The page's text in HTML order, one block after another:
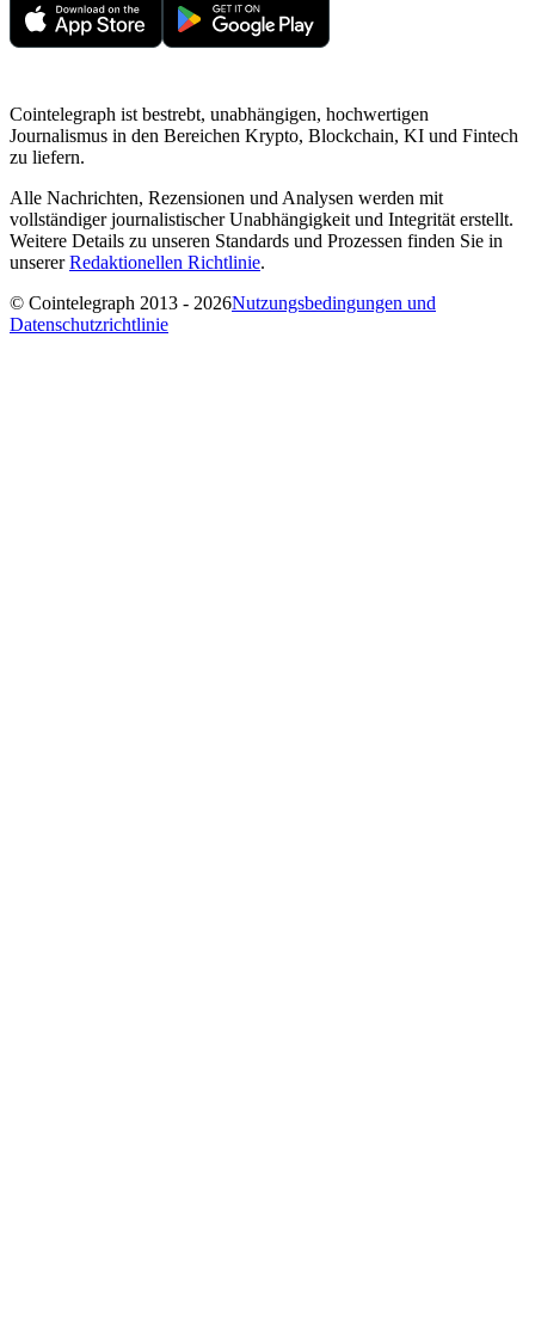
Cointelegraph ist bestrebt, unabhängigen, hochwertigen
Journalismus in den Bereichen Krypto, Blockchain, KI und Fintech
zu liefern.
Alle Nachrichten, Rezensionen und Analysen werden mit
vollständiger journalistischer Unabhängigkeit und Integrität erstellt.
Weitere Details zu unseren Standards und Prozessen finden Sie in
unsererRedaktionellen Richtlinie.
© Cointelegraph 2013 - 2026Nutzungsbedingungen und
Datenschutzrichtlinie